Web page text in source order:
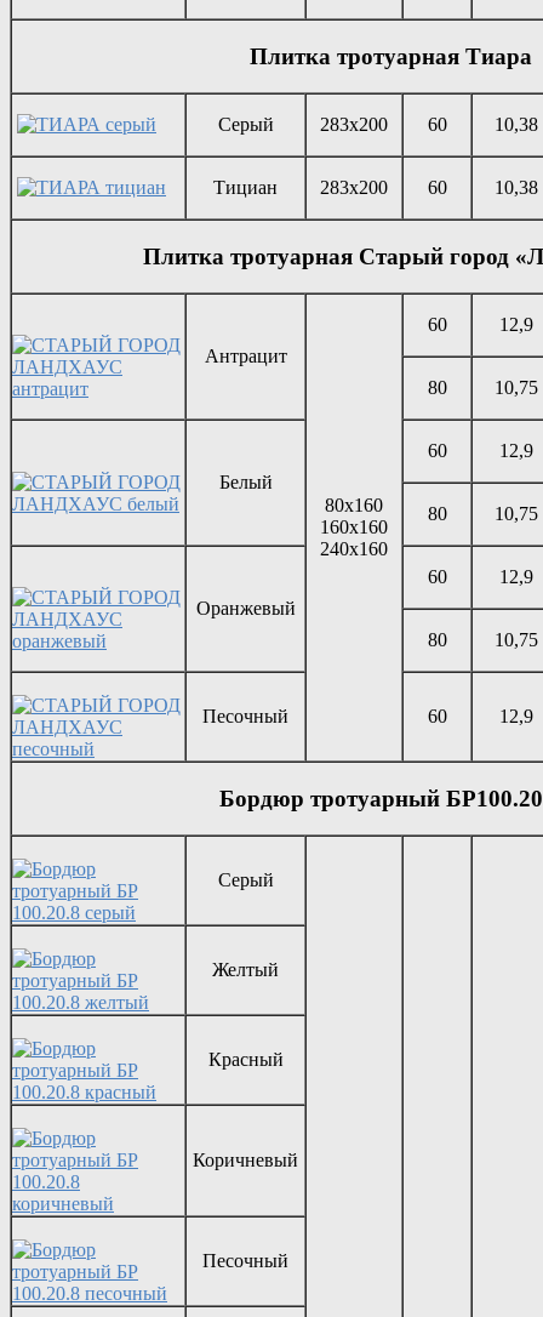
Плитка тротуарная Тиара
Серый 283х200 60 10,38
Тициан 283х200 60 10,38
Плитка тротуарная Старый город
Антрацит
80х160
160х160
240х160
60 12,9
80 10,75
Белый
60 12,9
80 10,75
Оранжевый
60 12,9
80 10,75
Песочный 60 12,9
Бордюр тротуарный
Серый
Желтый
Красный
Коричневый
Песочный